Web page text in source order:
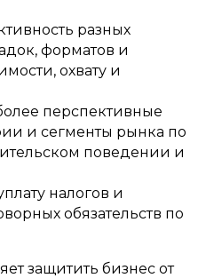
разных
форматов и
охвату и
перспективные
и сегменты рынка по
поведении и
налогов и
обязательств по
защитить бизнес от